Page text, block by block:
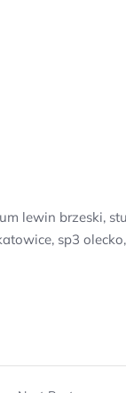
lewin brzeski,
sp3